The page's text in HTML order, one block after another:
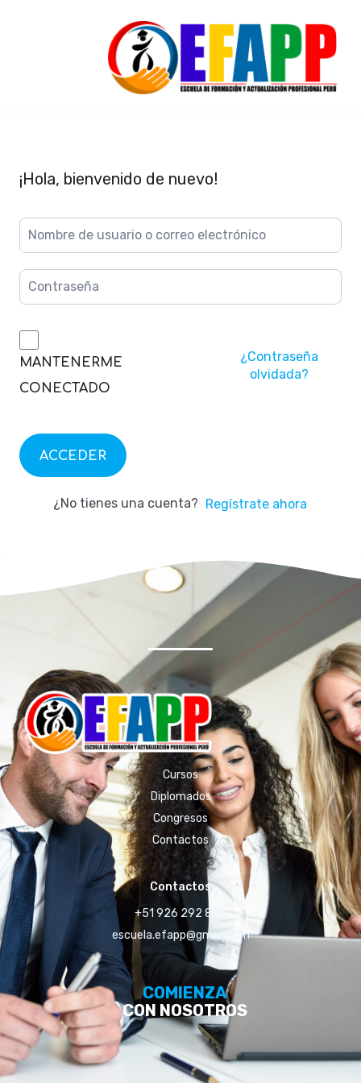
¡Hola, bienvenido de nuevo!
MANTENERME
CONECTADO
¿Contraseña
olvidada?
ACCEDER
¿No tienes una cuenta? Regístrate ahora
Cursos
Diplomados
Congresos
Contactos
Contactos
+51 926 292 856
escuela.efapp@gmail.com
COMIENZA
CON NOSOTROS